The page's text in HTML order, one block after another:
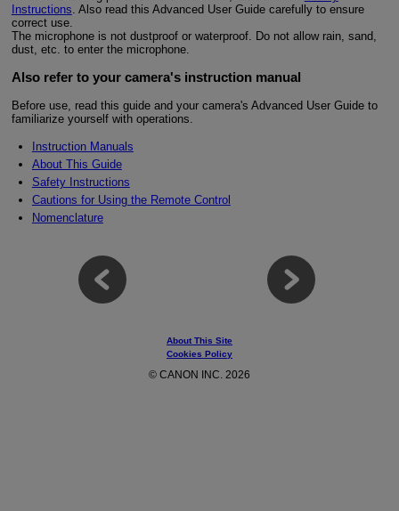
Instructions . Also read this Advanced User Guide carefully to ensure
correct use.
The microphone is not dustproof or waterproof. Do not allow rain, sand,
dust, etc. to enter the microphone.
Also refer to your camera's instruction manual
Before use, read this guide and your camera's Advanced User Guide to
familiarize yourself with operations.
Instruction Manuals
About This Guide
Safety Instructions
Cautions for Using the Remote Control
Nomenclature
About This Site
Cookies Policy
© CANON INC. 2026